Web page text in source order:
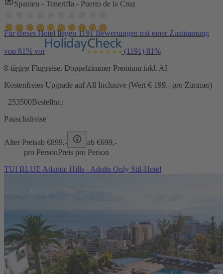
Spanien - Teneriffa - Puerto de la Cruz
Für dieses Hotel liegen 1191 Bewertungen mit einer Zustimmung
von 81% vor (1191) 81%
8-tägige Flugreise, Doppelzimmer Premium inkl. AI
Kostenfreies Upgrade auf All Inclusive (Wert € 199.- pro Zimmer)
253500Bestellnr.:
Pauschalreise
Alter Preisab €899,- ab €699,-
pro PersonPreis pro Person
TUI BLUE Atlantic Hills - Adults Only Stil-Hotel